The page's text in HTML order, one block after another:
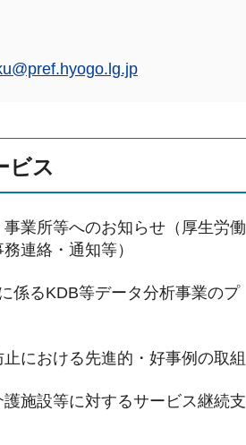
ビス
業所等へのお知らせ（厚生労働
連絡・通知等）
係るKDB等データ分析事業のプ
における先進的・好事例の取組
施設等に対するサービス継続支